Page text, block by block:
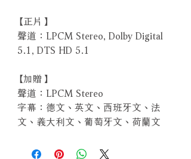
【正片】
聲道：LPCM Stereo, Dolby Digital
5.1, DTS HD 5.1
【加贈】
聲道：LPCM Stereo
字幕：德文、英文、西班牙文、法
文、義大利文、葡萄牙文、荷蘭文